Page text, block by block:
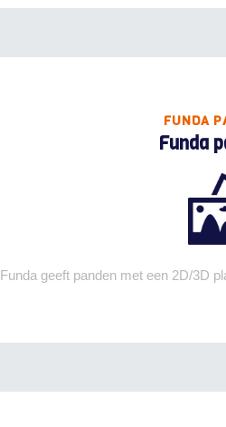
FUNDA
Funda
Funda geeft panden met een 2D/3D